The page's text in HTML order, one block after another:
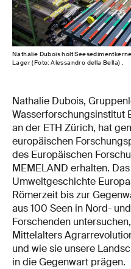
Nathalie Dubois holt
Lager (Foto: Alessandro della Bella) .
Nathalie Dubois,
Wasserforschungsinstitut
an der ETH Zürich, hat
europäischen
des Europäischen
MEMELAND erhalten.
Umweltgeschichte
Römerzeit bis zur
aus 100 Seen in Nord-
Forschenden
Mittelalters
und wie sie unsere
in die Gegenwart prägen.